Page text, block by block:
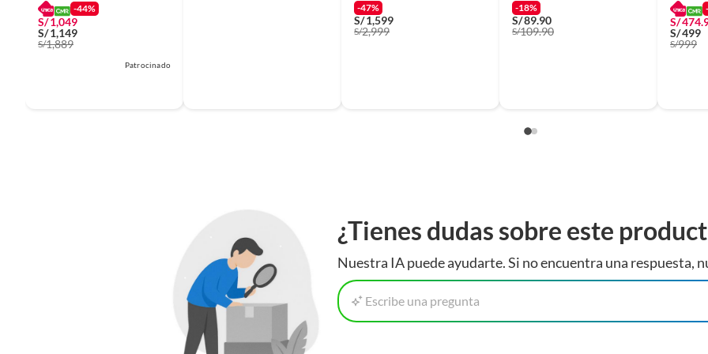
-44%
S/1,049
S/1,149
S/1,889
Patrocinado
-47%
S/1,599
S/2,999
-18%
S/89.90
S/109.90
S/
S/499
S/999
¿Tienes dudas sobre este
Nuestra IA puede ayudarte. Si no encuentra una respuesta,
Escribe una pregunta